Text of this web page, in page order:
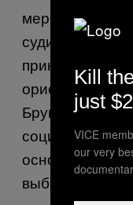
судить людей
ориентации и
Бруммел. – Но,
социально
основании
выбирают, и
Kill
just
VICE
our very